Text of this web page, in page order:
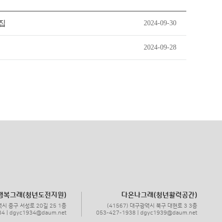
2024-09-30
2024-09-28
복그래(청년도전지원)
중구 서성로 20길 25 1층
| dgyc1934@daum.net
다온나그래(청년활력공간)
(41567) 대구광역시 북구 대현로 3 3층
053-427-1938 | dgyc1939@daum.net